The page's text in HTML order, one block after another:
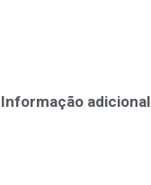
Informação adicional